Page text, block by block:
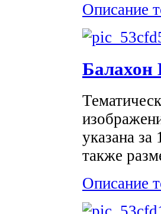
Описание
Балахон
указана
также
Описание